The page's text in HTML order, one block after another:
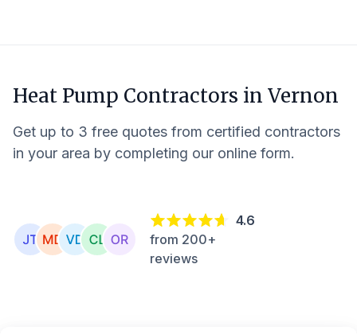
Heat Pump Contractors in Vernon
Get up to 3 free quotes from certified contractors
in your area by completing our online form.
4.6
from 200+
reviews